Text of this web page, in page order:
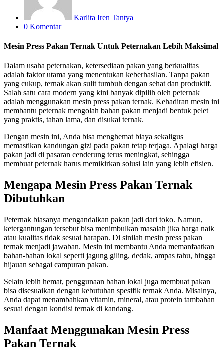
Karlita Iren Tantya
0 Komentar
Mesin Press Pakan Ternak Untuk Peternakan Lebih Maksimal
Dalam usaha peternakan, ketersediaan pakan yang berkualitas
adalah faktor utama yang menentukan keberhasilan. Tanpa pakan
yang cukup, ternak akan sulit tumbuh dengan sehat dan produktif.
Salah satu cara modern yang kini banyak dipilih oleh peternak
adalah menggunakan mesin press pakan ternak. Kehadiran mesin ini
membantu peternak mengolah bahan pakan menjadi bentuk pelet
yang praktis, tahan lama, dan disukai ternak.
Dengan mesin ini, Anda bisa menghemat biaya sekaligus
memastikan kandungan gizi pada pakan tetap terjaga. Apalagi harga
pakan jadi di pasaran cenderung terus meningkat, sehingga
membuat peternak harus memikirkan solusi lain yang lebih efisien.
Mengapa Mesin Press Pakan Ternak
Dibutuhkan
Peternak biasanya mengandalkan pakan jadi dari toko. Namun,
ketergantungan tersebut bisa menimbulkan masalah jika harga naik
atau kualitas tidak sesuai harapan. Di sinilah mesin press pakan
ternak menjadi jawaban. Mesin ini membantu Anda memanfaatkan
bahan-bahan lokal seperti jagung giling, dedak, ampas tahu, hingga
hijauan sebagai campuran pakan.
Selain lebih hemat, penggunaan bahan lokal juga membuat pakan
bisa disesuaikan dengan kebutuhan spesifik ternak Anda. Misalnya,
Anda dapat menambahkan vitamin, mineral, atau protein tambahan
sesuai dengan kondisi ternak di kandang.
Manfaat Menggunakan Mesin Press
Pakan Ternak